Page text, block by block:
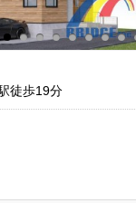
徒歩19分